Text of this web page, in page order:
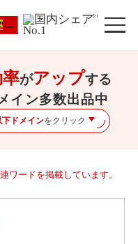
※1
がアップする
イン多数出品中
下ドメインをクリック
ワードを掲載しています。